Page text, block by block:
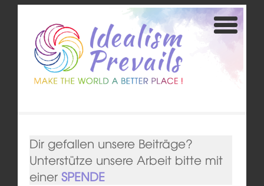
Dir gefallen unsere Beiträge?
Unterstütze unsere Arbeit bitte mit
einer SPENDE